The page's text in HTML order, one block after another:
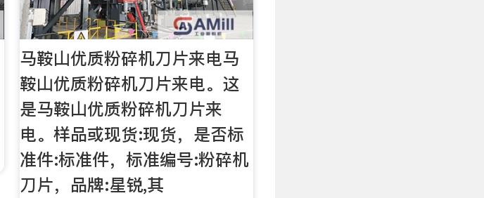
马鞍山优质粉碎机刀片来电马
鞍山优质粉碎机刀片来电。这
是马鞍山优质粉碎机刀片来
电。样品或现货:现货，是否标
准件:标准件，标准编号:粉碎机
刀片，品牌:星锐,其